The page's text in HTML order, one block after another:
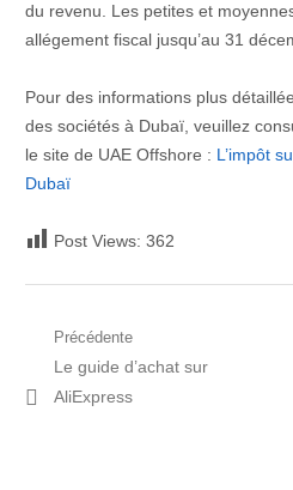
du revenu. Les petites et
allégement fiscal jusqu’au 31
Pour des informations plus
des sociétés à Dubaï, veuillez
le site de UAE Offshore : L’impôt
Dubaï
Post Views: 362
Navigation
de
Précédente
Post
précédent:
Le guide d’achat sur
AliExpress